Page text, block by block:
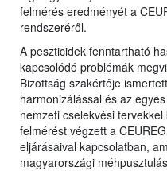
felmérés eredményét a
rendszeréről.
A peszticidek fenntartható
kapcsolódó problémák
Bizottság szakértője
harmonizálással és az
nemzeti cselekvési
felmérést végzett a
eljárásaival kapcsolatban,
magyarországi